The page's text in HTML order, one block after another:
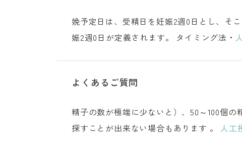
娩予定日は、受精日を妊娠2週0日とし、そ
娠2週0日が定義されます。 タイミング法・
よくあるご質問
精子の数が極端に少ないと）、50～100個
探すことが出来ない場合もあります 。 人工